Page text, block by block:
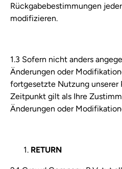
Rückgabebestimmungen
modifizieren.
1.3 Sofern nicht anders
Änderungen oder
fortgesetzte Nutzung unserer
Zeitpunkt gilt als Ihre
Änderungen oder
RETURN